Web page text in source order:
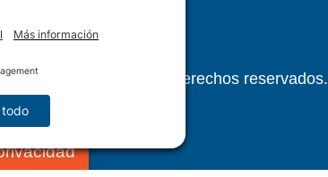
Inc. | Todos los derechos reservados.